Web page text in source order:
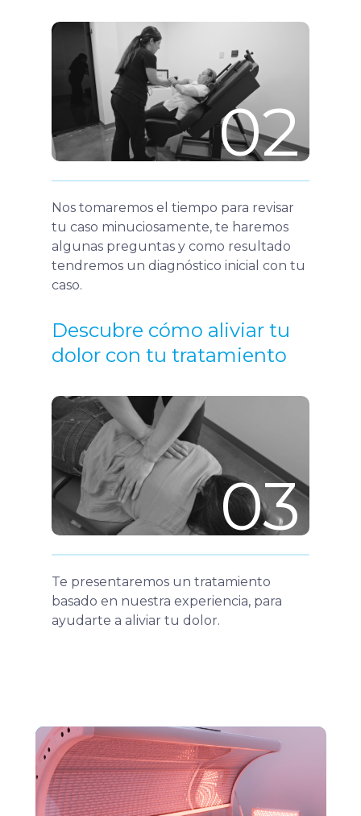
Descubre cómo aliviar tu
dolor con tu tratamiento
Nos tomaremos el tiempo para revisar
tu caso minuciosamente, te haremos
algunas preguntas y como resultado
tendremos un diagnóstico inicial con tu
caso.
Te presentaremos un tratamiento
basado en nuestra experiencia, para
ayudarte a aliviar tu dolor.
02
03